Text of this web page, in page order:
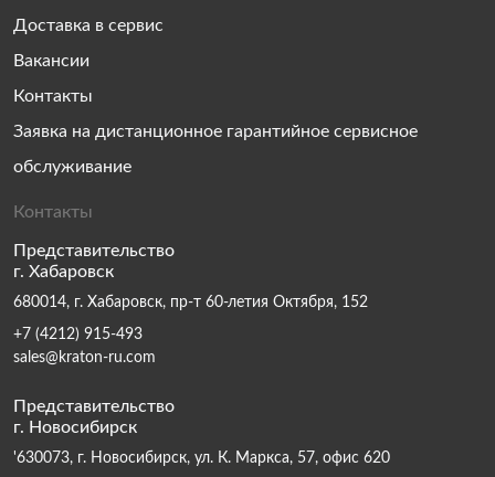
Доставка в сервис
Вакансии
Контакты
Заявка на дистанционное гарантийное сервисное
обслуживание
Контакты
Представительство
г. Хабаровск
680014, г. Хабаровск, пр-т 60-летия Октября, 152
+7 (4212) 915-493
sales@kraton-ru.com
Представительство
г. Новосибирск
'630073, г. Новосибирск, ул. К. Маркса, 57, офис 620